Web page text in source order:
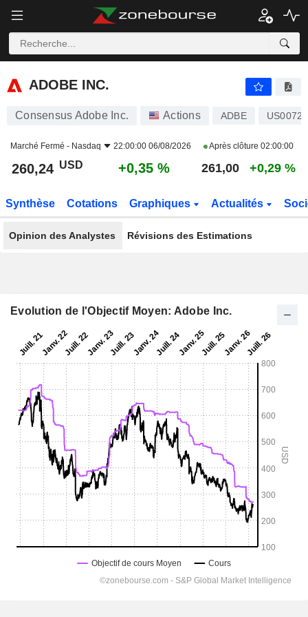
ADOBE INC.
ADOBE INC.
Consensus Adobe Inc. Actions ADBE
Marché Fermé - Nasdaq 22:00:00 06/08/2026 Après clôture 02:00:00
260,24 USD +0,35 % 261,00 +0,29 %
Synthèse Cotations Graphiques Actualités
Opinion des Analystes Révisions des Estimations
Evolution de l'Objectif Moyen: Adobe Inc.